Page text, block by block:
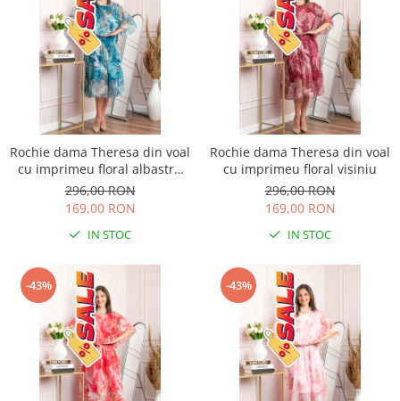
Rochie dama Theresa din voal
cu imprimeu floral albastru
petrol
296,00 RON
169,00 RON
IN STOC
Rochie dama Theresa din voal
cu imprimeu floral visiniu
296,00 RON
169,00 RON
IN STOC
-43% -43%